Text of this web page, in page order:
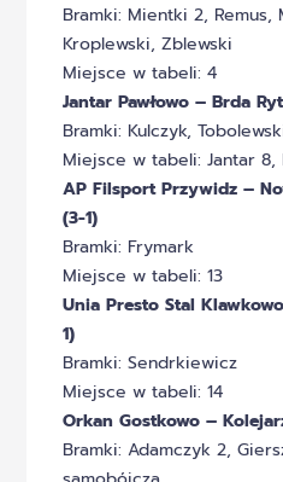
Bramki: Mientki 2, Remus,
Kroplewski, Zblewski
Miejsce w tabeli: 4
Jantar Pawłowo – Brda
Bramki: Kulczyk,
Miejsce w tabeli: Jantar 8,
AP Filsport Przywidz –
(3-1)
Bramki: Frymark
Miejsce w tabeli: 13
Unia Presto Stal
1)
Bramki: Sendrkiewicz
Miejsce w tabeli: 14
Orkan Gostkowo –
Bramki: Adamczyk 2,